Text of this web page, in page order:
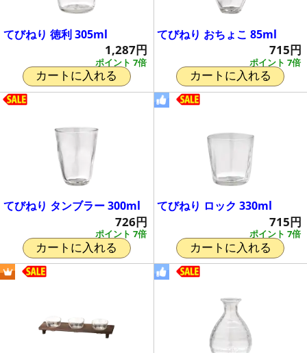
てびねり 徳利 305ml
ポイント 7倍
1,287円
カートに入れる
てびねり おちょこ 85ml
ポイント 7倍
715円
カートに入れる
てびねり タンブラー 300ml
ポイント 7倍
726円
カートに入れる
てびねり ロック 330ml
ポイント 7倍
715円
カートに入れる